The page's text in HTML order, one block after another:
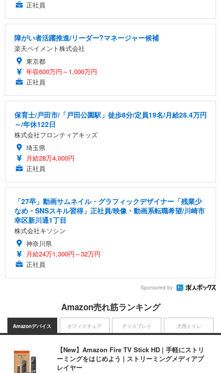
正社員
障がい者活躍推進/リーダー?マネージャー候補
楽天ペイメント株式会社
東京都
年収600万円～1,000万円
正社員
保育士/戸田市/「戸田公園駅」徒歩8分/定員19名/月給28.4万円
～/年休122日
株式会社フロンティアキッズ
埼玉県
月給28万4,000円
正社員
「27卒」動画サムネイル・グラフィックデザイナー「残業少
なめ・SNSスキル習得」正社員/映像・動画系転職希望/川崎市
幸区新川通1丁目
株式会社キソシン
神奈川県
月給24万1,300円～32万円
正社員
Sponsored by
Amazon売れ筋ランキング
Amazonデバイス
【New】Amazon Fire TV Stick HD | 手軽にストリ
ーミングをはじめよう | ストリーミングメディアプ
レイヤー
オフィスチェア ディスプレイ 犬用トイレ